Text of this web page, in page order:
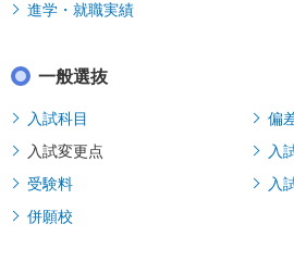
進学・就職実績
一般選抜
入試科目
偏
入試変更点
入
受験料
入
併願校